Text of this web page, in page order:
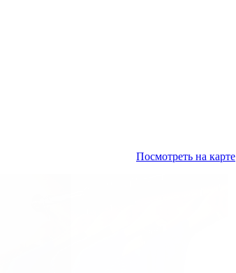
Посмотреть на карте